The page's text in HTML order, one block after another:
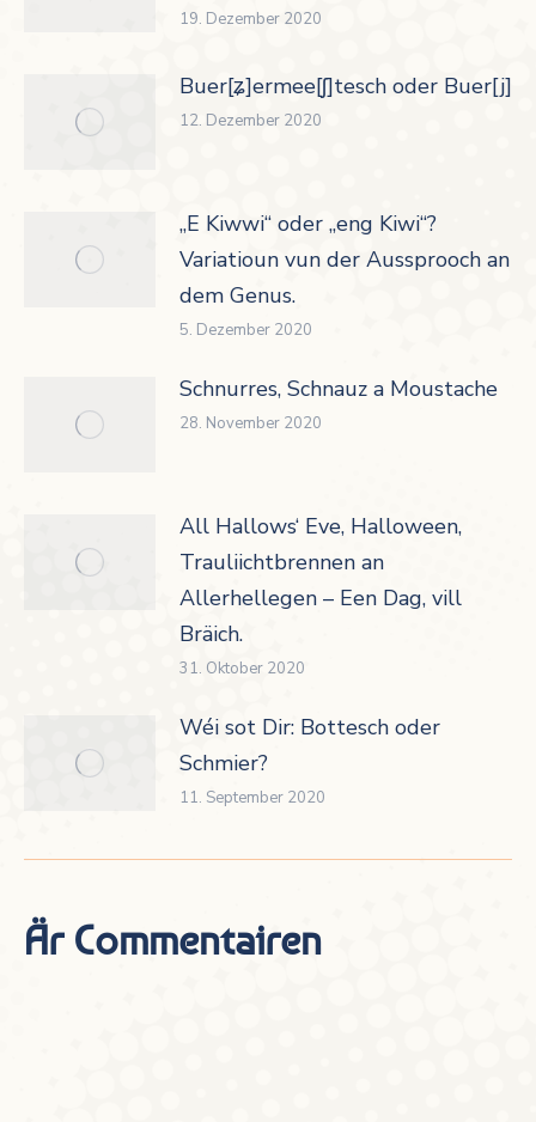
19. Dezember 2020
Buer[ʑ]ermee[ʃ]tesch oder
12. Dezember 2020
„E Kiwwi“ oder „eng Kiwi“?
Variatioun vun der Aussprooch an
dem Genus.
5. Dezember 2020
Schnurres, Schnauz a Moustache
28. November 2020
All Hallows‘ Eve, Halloween,
Trauliichtbrennen an
Allerhellegen – Een Dag, vill
Bräich.
31. Oktober 2020
Wéi sot Dir: Bottesch oder
Schmier?
11. September 2020
Är Commentairen